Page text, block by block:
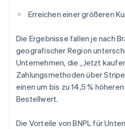
Erreichen einer größeren
Die Ergebnisse fallen je nach
geografischer Region
Unternehmen, die „Jetzt
Zahlungsmethoden über
einen um bis zu 14,5 %
Bestellwert.
Die Vorteile von BNPL für